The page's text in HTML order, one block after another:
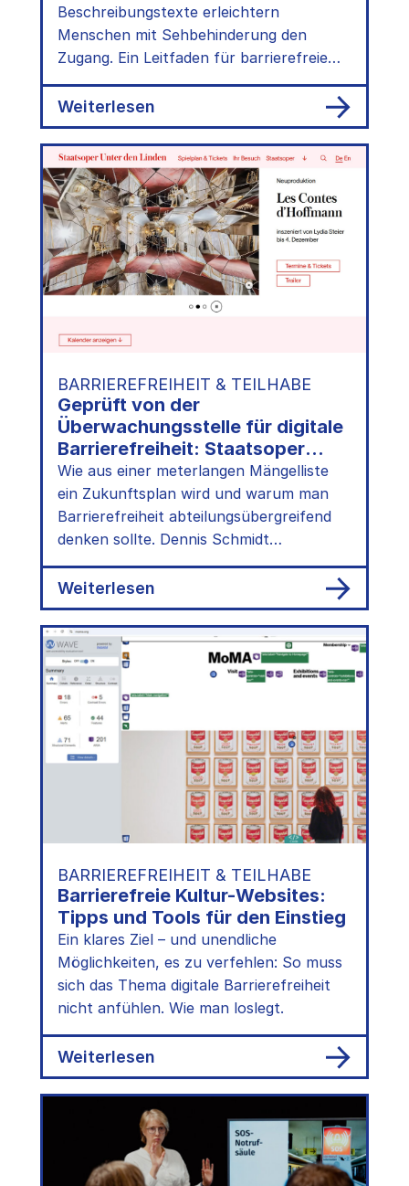
Beschreibungstexte erleichtern
Menschen mit Sehbehinderung den
Zugang. Ein Leitfaden für barrierefreie
Kommunikation.
Weiterlesen
Leitfaden:
Kommunikation
mit
Alt-
Texten
BARRIEREFREIHEIT & TEILHABE
Geprüft von der
Überwachungsstelle für digitale
Barrierefreiheit: Staatsoper
Unter den Linden
Wie aus einer meterlangen Mängelliste
ein Zukunftsplan wird und warum man
Barrierefreiheit abteilungsübergreifend
denken sollte. Dennis Schmidt
(Staatsoper Unter den Linden) im
Interview.
Weiterlesen
Geprüft
der
Überwachungsstelle
Barrierefreiheit:
Unter
Linden
BARRIEREFREIHEIT & TEILHABE
Barrierefreie Kultur-Websites:
Tipps und Tools für den Einstieg
Ein klares Ziel – und unendliche
Möglichkeiten, es zu verfehlen: So muss
sich das Thema digitale Barrierefreiheit
nicht anfühlen. Wie man loslegt.
Weiterlesen
Barrierefreie
Websites:
Tipps
und
Tools
für